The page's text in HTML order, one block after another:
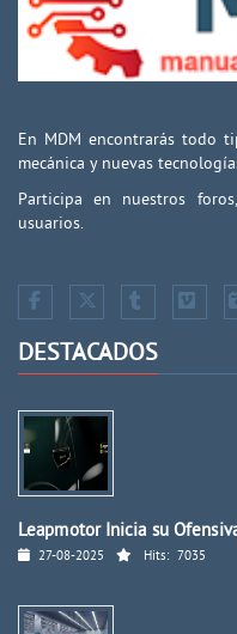
En MDM encontrarás todo
mecánica y nuevas
Participa en nuestros
usuarios.
DESTACADOS
Leapmotor Inicia su
27-08-2025 Hits: 7035